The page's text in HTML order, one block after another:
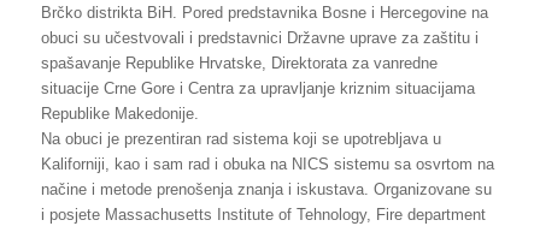
Brčko distrikta BiH. Pored predstavnika Bosne i Hercegovine na
obuci su učestvovali i predstavnici Državne uprave za zaštitu i
spašavanje Republike Hrvatske, Direktorata za vanredne
situacije Crne Gore i Centra za upravljanje kriznim situacijama
Republike Makedonije.
Na obuci je prezentiran rad sistema koji se upotrebljava u
Kaliforniji, kao i sam rad i obuka na NICS sistemu sa osvrtom na
načine i metode prenošenja znanja i iskustava. Organizovane su
i posjete Massachusetts Institute of Tehnology, Fire department